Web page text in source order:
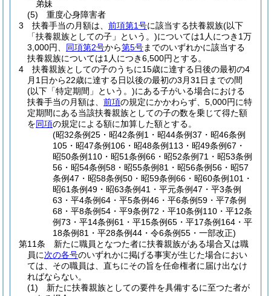
弟妹
(5)
重度心身障害者
3
扶養手当の月額は、 前項第1号に該当する扶養親族(以下
「扶養親族としての子」という。)については1人につき1万
3,000円、 同項第2号から第5号までのいずれかに該当する
扶養親族については1人につき6,500円とする。
4
扶養親族としての子のうちに15歳に達する日後の最初の4
月1日から22歳に達する日以後の最初の3月31日までの間
(以下「特定期間」という。)にある子がいる場合における
扶養手当の月額は、 前項の規定にかかわらず、5,000円に特
定期間にある当該扶養親族としての子の数を乗じて得た額
を同項の規定による額に加算した額とする。
(昭32条例25・昭42条例1・昭44条例37・昭46条例
105・昭47条例106・昭48条例113・昭49条例67・
昭50条例110・昭51条例66・昭52条例71・昭53条例
56・昭54条例58・昭55条例81・昭56条例56・昭57
条例47・昭58条例50・昭59条例66・昭60条例101・
昭61条例49・昭63条例41・平元条例47・平3条例
63・平4条例64・平5条例46・平6条例59・平7条例
68・平8条例54・平9条例72・平10条例110・平12条
例73・平14条例61・平15条例65・平17条例164・平
18条例81・平28条例44・令6条例55・一部改正)
第11条
新たに職員となつた者に扶養親族がある場合又は職
員に次の各号のいずれかに掲げる事実が生じた場合におい
ては、その職員は、直ちにその旨を任命権者に届け出なけ
ればならない。
(1)
新たに扶養親族としての要件を具備するに至つた者が